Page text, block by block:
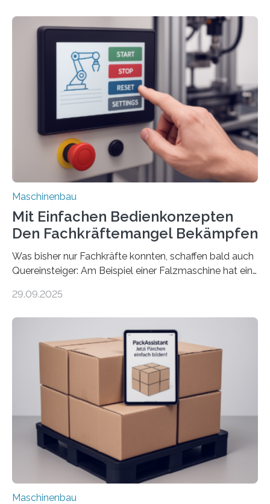
Maschinenbau
Mit Einfachen Bedienkonzepten
Den Fachkräftemangel Bekämpfen
Was bisher nur Fachkräfte konnten, schaffen bald auch
Quereinsteiger: Am Beispiel einer Falzmaschine hat ein
Mensch-Maschine-Schnittstelle so sehr vereinfacht,
Die zugrunde liegende Methodik lässt sich auf alle
anderen Maschinen übertragen. Eine Falzmaschine
umzurüsten ist ein Job für echte Profis. Eine solche
Maschine faltet in Druckereien Broschüren, Prospekte,
Landkarten und vieles mehr – mehrere Zehntausend
Exemplare pro Stunde. Je nach Maschinentyp und
Auftrag kann das Umrüsten…
29.09.2025
Maschinenbau